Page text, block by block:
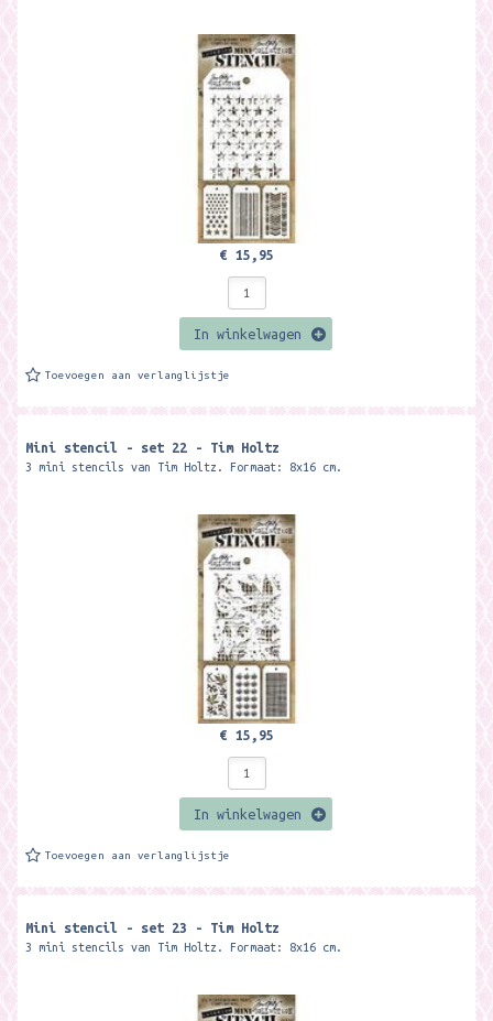
€ 15,95
In winkelwagen
Toevoegen aan verlanglijstje
Mini stencil - set 22 - Tim Holtz
3 mini stencils van Tim Holtz. Formaat: 8x16 cm.
€ 15,95
In winkelwagen
Toevoegen aan verlanglijstje
Mini stencil - set 23 - Tim Holtz
3 mini stencils van Tim Holtz. Formaat: 8x16 cm.